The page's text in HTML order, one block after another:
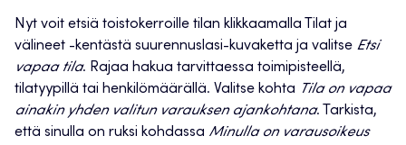
Nyt voit etsiä toistokerroille tilan klikkaamalla Tilat ja
välineet -kentästä suurennuslasi-kuvaketta ja valitse Etsi
vapaa tila. Rajaa hakua tarvittaessa toimipisteellä,
tilatyypillä tai henkilömäärällä. Valitse kohta Tila on vapaa
ainakin yhden valitun varauksen ajankohtana. Tarkista,
että sinulla on ruksi kohdassa Minulla on varausoikeus